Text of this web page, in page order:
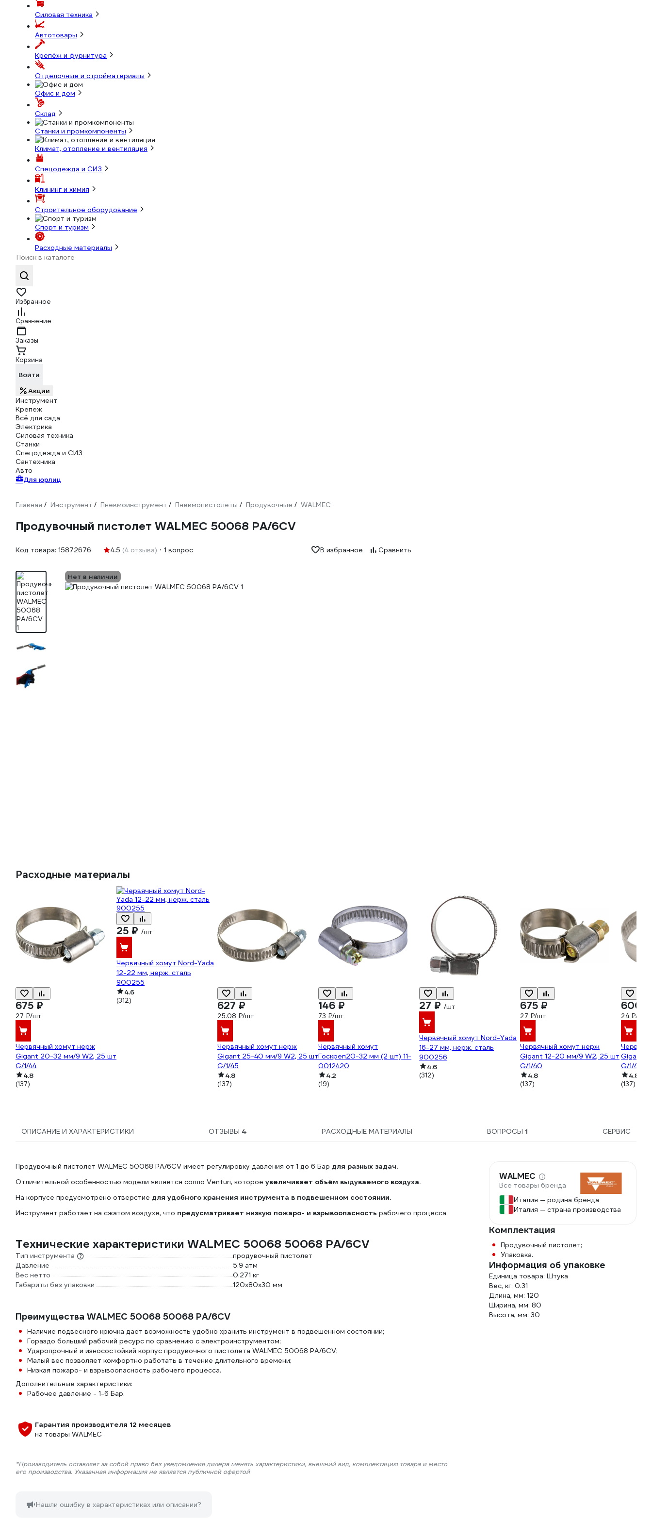
Силовая техника
Автотовары
Крепёж и фурнитура
Отделочные и стройматериалы
Офис и дом
Склад
Станки и промкомпоненты
Климат, отопление и вентиляция
Спецодежда и СИЗ
Клининг и химия
Строительное оборудование
Спорт и туризм
Расходные материалы
Избранное
Сравнение
Заказы
Корзина
Войти
Акции
Инструмент
Крепеж
Всё для сада
Электрика
Силовая техника
Станки
Спецодежда и СИЗ
Сантехника
Авто
Для юрлиц
Главная / Инструмент / Пневмоинструмент / Пневмопистолеты / Продувочные / WALMEC
Продувочный пистолет WALMEC 50068 РА/6CV
Код товара: 15872676 4.5 (4 отзыва) 1 вопрос В избранное Сравнить
Нет в наличии
Расходные материалы
675 ₽
27 ₽/шт
Червячный хомут нерж
Gigant 20-32 мм/9 W2, 25 шт
G/1/44
4.8
(137)
25 ₽ /шт
Червячный хомут Nord-Yada
12-22 мм, нерж. сталь
900255
4.6
(312) 627 ₽
25.08 ₽/шт
Червячный хомут нерж
Gigant 25-40 мм/9 W2, 25 шт
G/1/45
4.8
(137)
146 ₽
73 ₽/шт
Червячный хомут
Госкреп20-32 мм (2 шт) 11-
0012420
4.2
(19)
27 ₽ /шт
Червячный хомут Nord-Yada
16-27 мм, нерж. сталь
900256
4.6
(312)
675 ₽
27 ₽/шт
Червячный хомут нерж
Gigant 12-20 мм/9 W2, 25 шт
G/1/40
4.8
(137)
600 ₽
24 ₽/шт
Gigant
G/1/42
4.8
(137)
ОПИСАНИЕ И ХАРАКТЕРИСТИКИ ОТЗЫВЫ 4 РАСХОДНЫЕ МАТЕРИАЛЫ ВОПРОСЫ 1 СЕРВИС
Продувочный пистолет WALMEC 50068 РА/6CV имеет регулировку давления от 1 до 6 Бар для разных задач.
Отличительной особенностью модели является сопло Venturi, которое увеличивает объём выдуваемого воздуха.
На корпусе предусмотрено отверстие для удобного хранения инструмента в подвешенном состоянии.
Инструмент работает на сжатом воздухе, что предусматривает низкую пожаро- и взрывоопасность рабочего процесса.
Технические характеристики WALMEC 50068 50068 РА/6CV
Тип инструмента
продувочный пистолет
Давление
5.9 атм
Вес нетто
0.271 кг
Габариты без упаковки
120х80х30 мм
Преимущества WALMEC 50068 50068 РА/6CV
Наличие подвесного крючка дает возможность удобно хранить инструмент в подвешенном состоянии;
Гораздо больший рабочий ресурс по сравнению с электроинструментом;
Ударопрочный и износостойкий корпус продувочного пистолета WALMEC 50068 РА/6CV;
Малый вес позволяет комфортно работать в течение длительного времени;
Низкая пожаро- и взрывоопасность рабочего процесса.
Дополнительные характеристики:
Рабочее давление - 1-6 Бар.
Гарантия производителя 12 месяцев
на товары WALMEC
*Производитель оставляет за собой право без уведомления дилера менять характеристики, внешний вид, комплектацию товара и место
его производства. Указанная информация не является публичной офертой
Нашли ошибку в характеристиках или описании?
WALMEC
Все товары бренда
Италия — родина бренда
Италия — страна производства
Комплектация
Продувочный пистолет;
Упаковка.
Информация об упаковке
Единица товара: Штука
Вес, кг: 0.31
Длина, мм: 120
Ширина, мм: 80
Высота, мм: 30